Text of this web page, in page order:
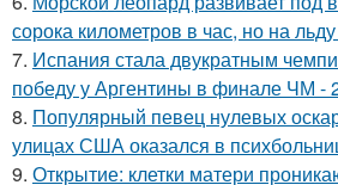
сорока километров в час, но на
7. Испания стала двукратным
победу у Аргентины в финале ЧМ -
8. Популярный певец нулевых
улицах США оказался в
9. Открытие: клетки матери